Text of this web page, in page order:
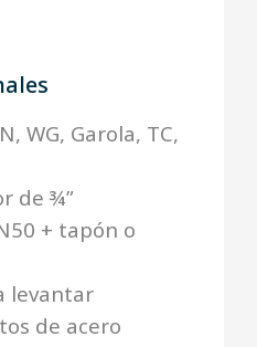
WG, Garola, TC,
de ¾”
+ tapón o
levantar
de acero